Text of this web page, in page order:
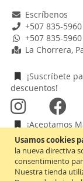
Usamos cookies
la nueva directiva
consentimiento
Nuestra tienda
Escríbenos
+507 835-5960
+507 835-5960
La Chorrera,
¡Suscríbete
descuentos!
¡Aceptamos
Inscríbase